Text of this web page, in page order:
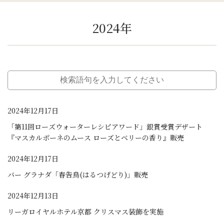
2024年
2024年12月17日
「第11回ローズウォーターレシピアワード」銀賞受賞デザート
『マスカルポーネのムース ローズとベリーの香り』販売
2024年12月17日
バー グラナダ「春告鳥(はるつげどり)」販売
2024年12月13日
リーガロイヤルホテル京都 クリスマス装飾を実施